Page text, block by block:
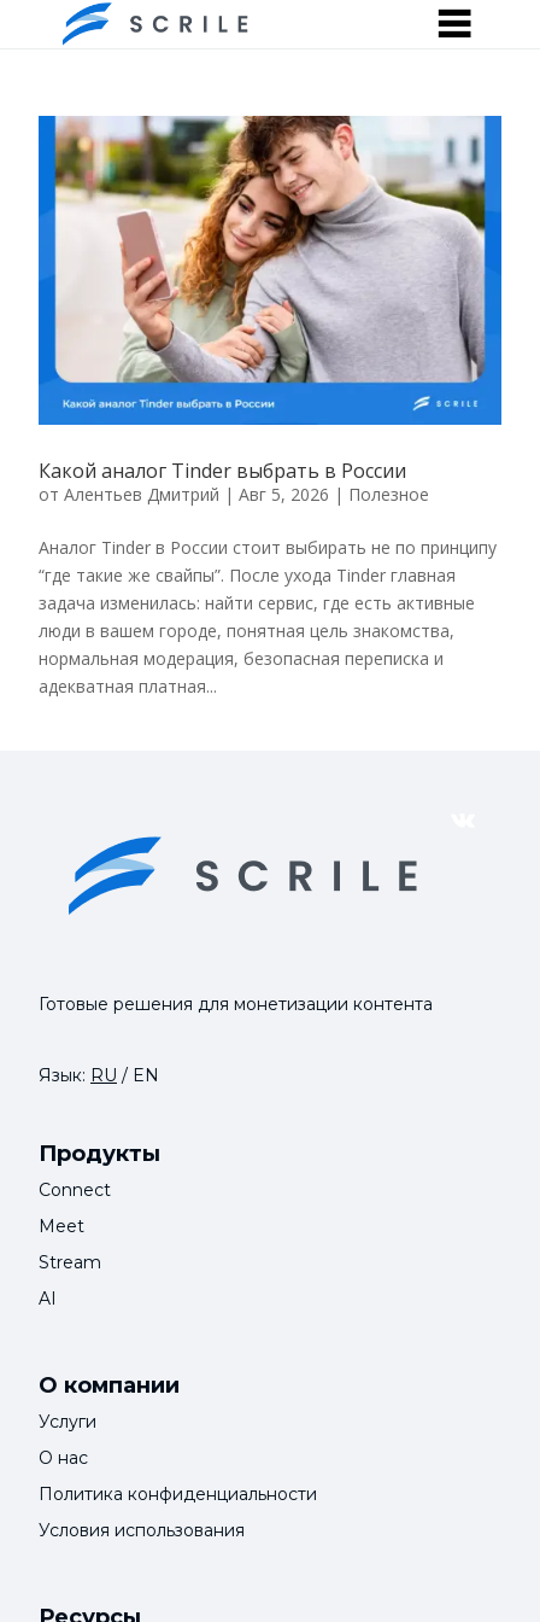
Какой аналог Tinder выбрать в России
от Алентьев Дмитрий | Авг 5, 2026 | Полезное
Аналог Tinder в России стоит выбирать не по принципу
“где такие же свайпы”. После ухода Tinder главная
задача изменилась: найти сервис, где есть активные
люди в вашем городе, понятная цель знакомства,
нормальная модерация, безопасная переписка и
адекватная платная...
Готовые решения для монетизации контента
Язык: RU / EN
Продукты
Connect
Meet
Stream
AI
О компании
Услуги
О нас
Политика конфиденциальности
Условия использования